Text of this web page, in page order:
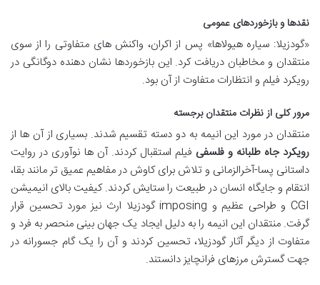
نقدها و بازخوردهای عمومی
«گودزیلا: سیاره هیولاها» پس از اکران، واکنش های متفاوتی را از سوی
منتقدان و مخاطبان دریافت کرد. این بازخوردها نشان دهنده دوگانگی در
رویکرد فیلم و انتظارات متفاوت از آن بود.
مرور کلی از نظرات منتقدان برجسته
منتقدان در مورد این انیمه به دو دسته تقسیم شدند. بسیاری از آن ها از
رویکرد جاه طلبانه و فلسفی فیلم استقبال کردند. آن ها نوآوری در روایت
داستانی پسا-آخرالزمانی و تلاش برای کاوش در مفاهیم عمیق تر مانند بقا،
انتقام و جایگاه انسان در طبیعت را ستایش کردند. کیفیت بالای انیمیشن
CGI و طراحی عظیم و imposing گودزیلا ارث نیز مورد تحسین قرار
گرفت. منتقدان این انیمه را به دلیل ایجاد یک جهان بینی منحصر به فرد و
متفاوت از دیگر آثار گودزیلا، تحسین کردند و آن را یک گام جسورانه در
جهت گسترش مرزهای فرانچایز دانستند.